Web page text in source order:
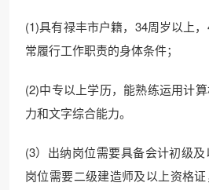
(1)具有禄丰市户籍，34周岁以上
常履行工作职责的身体条件；
(2)中专以上学历，能熟练运用计
力和文字综合能力。
(3）出纳岗位需要具备会计初级
岗位需要二级建造师及以上资格